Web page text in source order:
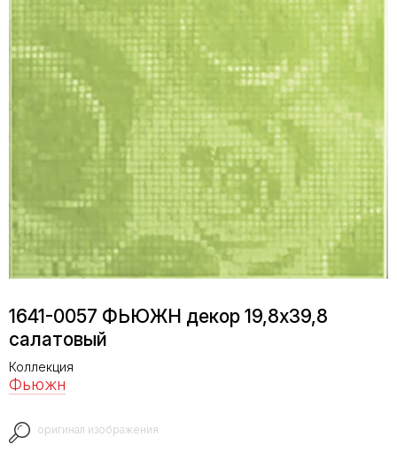
1641-0057 ФЬЮЖН декор 19,8х39,8
салатовый
Коллекция
Фьюжн
оригинал изображения